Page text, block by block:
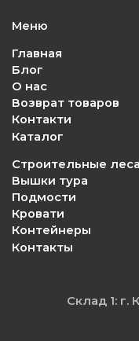
Меню
Главная
Блог
О нас
Возврат товаров
Контакти
Каталог
Строительные леса
Вышки тура
Подмости
Кровати
Контейнеры
Контакты
Склад 1: г.